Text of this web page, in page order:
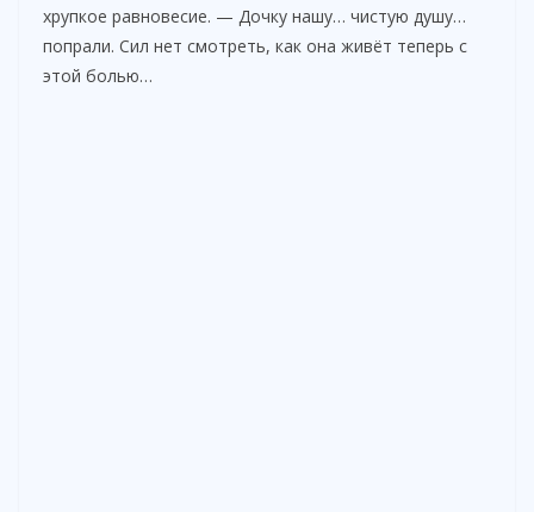
хрупкое равновесие. — Дочку нашу… чистую душу…
попрали. Сил нет смотреть, как она живёт теперь с
этой болью…